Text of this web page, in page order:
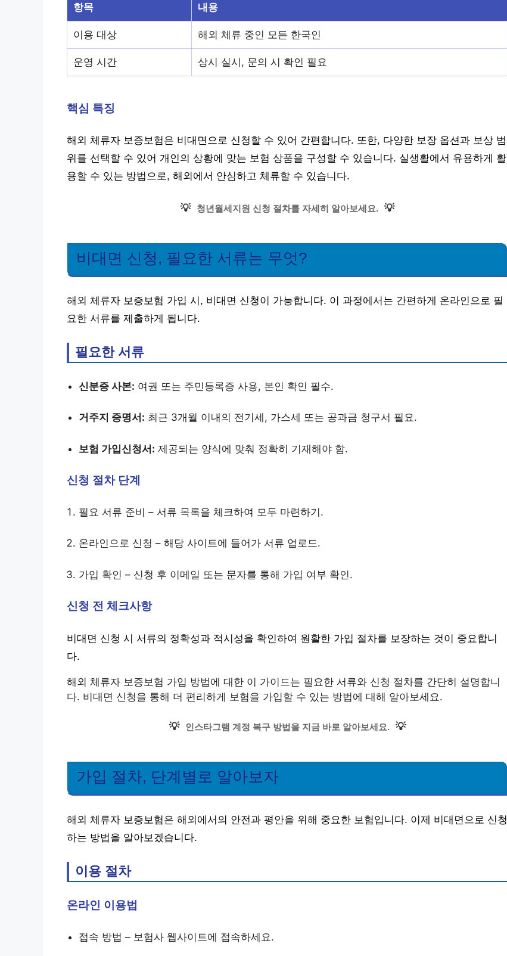
항목 내용
이용 대상 해외 체류 중인 모든 한국인
운영 시간 상시 실시, 문의 시 확인 필요
핵심 특징
해외 체류자 보증보험은 비대면으로 신청할 수 있어 간편합니다. 또한, 다양한 보장 옵션과 보상 범
위를 선택할 수 있어 개인의 상황에 맞는 보험 상품을 구성할 수 있습니다. 실생활에서 유용하게 활
용할 수 있는 방법으로, 해외에서 안심하고 체류할 수 있습니다.
💡 청년월세지원 신청 절차를 자세히 알아보세요. 💡
비대면 신청, 필요한 서류는 무엇?
해외 체류자 보증보험 가입 시, 비대면 신청이 가능합니다. 이 과정에서는 간편하게 온라인으로 필
요한 서류를 제출하게 됩니다.
필요한 서류
신분증 사본: 여권 또는 주민등록증 사용, 본인 확인 필수.
거주지 증명서: 최근 3개월 이내의 전기세, 가스세 또는 공과금 청구서 필요.
보험 가입신청서: 제공되는 양식에 맞춰 정확히 기재해야 함.
신청 절차 단계
필요 서류 준비 – 서류 목록을 체크하여 모두 마련하기.
온라인으로 신청 – 해당 사이트에 들어가 서류 업로드.
가입 확인 – 신청 후 이메일 또는 문자를 통해 가입 여부 확인.
신청 전 체크사항
비대면 신청 시 서류의 정확성과 적시성을 확인하여 원활한 가입 절차를 보장하는 것이 중요합니
다.
해외 체류자 보증보험 가입 방법에 대한 이 가이드는 필요한 서류와 신청 절차를 간단히 설명합니
다. 비대면 신청을 통해 더 편리하게 보험을 가입할 수 있는 방법에 대해 알아보세요.
💡 인스타그램 계정 복구 방법을 지금 바로 알아보세요. 💡
가입 절차, 단계별로 알아보자
해외 체류자 보증보험은 해외에서의 안전과 평안을 위해 중요한 보험입니다. 이제 비대면으로 신청
하는 방법을 알아보겠습니다.
이용 절차
온라인 이용법
접속 방법 – 보험사 웹사이트에 접속하세요.